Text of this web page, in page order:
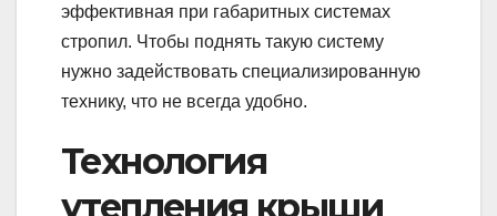
эффективная при габаритных системах
стропил. Чтобы поднять такую систему
нужно задействовать специализированную
технику, что не всегда удобно.
Технология
утепления крыши